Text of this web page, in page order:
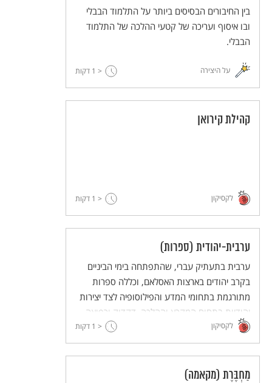
בין החיבורים הבסיסים ביותר על התלמוד הבבלי
ובו איסוף ועריכה של קטעי ההלכה של התלמוד
הבבלי.
על היצירה < 1 דקות
קהילת קירואן
לקסיקון < 1 דקות
ערבית-יהודית (ספרות)
ערבית בתעתיק עברי, שהתפתחה בימי הביניים
בקרב יהודים בארצות האסלאם, וכללה ספרות
מתורגמת בתחומי המדע והפילוסופיה לצד יצירות
יהודיות בתחום המקרא וההלכה, דקדוק ורפואה,
הגות ומוסר.
לקסיקון < 1 דקות
מַחְבֶּרֶת (מקאמה)